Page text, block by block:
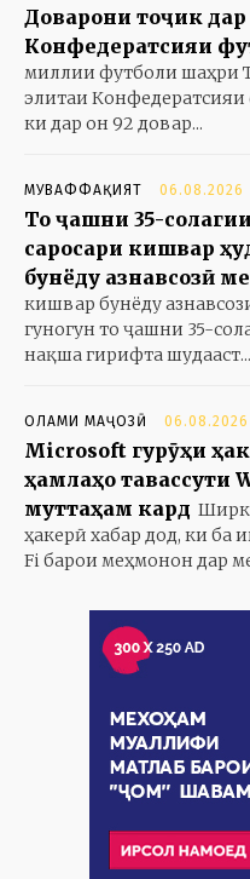
Доварони тоҷик
Конфедератсияи
миллии футболи шаҳри
элитаи Конфедератсияи
ки дар он 92 довар...
МУВАФФАҚИЯТ 06.08.2026
То ҷашни 35-
саросари кишвар
бунёду азнавсозӣ
кишвар бунёду
гуногун то ҷашни 35-
нақша гирифта
ОЛАМИ МАҶОЗӢ 06.08.2026
Microsoft гурӯҳи
ҳамлаҳо тавассути
муттаҳам кард
ҳакерӣ хабар дод, ки ба
Fi барои меҳмонон дар